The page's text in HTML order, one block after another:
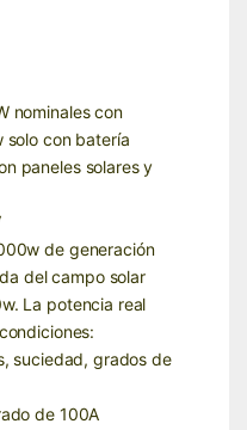
nominales con
solo con batería
paneles solares y
de generación
del campo solar
La potencia real
suciedad, grados de
de 100A